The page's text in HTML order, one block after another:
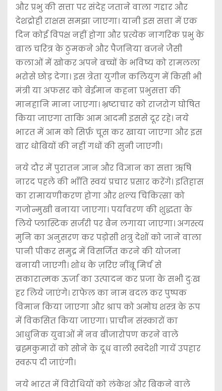
और प्रभु की सत्ता पर संदेह जताने वाला गद्दार और
देशद्रोही राक्षस समझा जाएगा। यानी इस सत्ता में एक
दिन कोई विपक्ष नहीं होगा और प्रत्येक नागरिक प्रभु के
बाल चरित्र के ठुमकने और पैजनिया बजने जैसी
कलाओं में खोकर अपने बच्चों के भविष्य को रामलला
भरोसे छोड़ देगा। इस त्रेता युगीन कलियुग में किसी भी
मंत्री या अफसर को बेईमान कहना प्रभुसत्ता की
मानहानि माना जाएगा। भ्रष्टाचार को राजरोग घोषित
किया जाएगा ताकि आम आदमी इससे दूर रहे। नये
भारत में आम को सिर्फ़ चूस कर खाया जाएगा और इस
बार धोबियों की नहीं गधों की सुनी जाएगी।
नये दौर में पुरातन ज्ञान और विज्ञान का सत्ता ऋषि
नारद पहले की भाँति स्वयं प्रचार प्रसार करेंगे। इतिहास
का रामायणीकरण होगा और शल्य चिकित्सा को
गजोन्मुखी बनाया जाएगा। पर्यावरण की शुद्धता के
लिये प्लास्टिक सर्जरी पर बैन लगाया जाएगा। अगस्त्य
मुनि का अनुसरण कर पड़ोसी शत्रु देशों को जाने वाला
पानी पीकर समुद्र में विसर्जित करने की योजना
बनायी जाएगी। शोध के ज़रिए नींबू मिर्च से
सकारात्मक ऊर्जा का उत्पादन कर प्रजा के सभी दुःख
हर लिये जाएंगे। राफेल का नाम बदल कर पुष्पक
विमान किया जाएगा और श्राप को अमोघ शस्त्र के रूप
में विकसित किया जाएगा। प्राचीन संस्कारों का
आधुनिक युवाओं में नव बीजारोपण करने वाले
ब्रह्मकुमारों को सोने के दूध वाली स्वदेशी गायें उपहार
स्वरूप दी जाएंगी।
नये भारत में विरोधियों को लंकेश और बिकने वाले